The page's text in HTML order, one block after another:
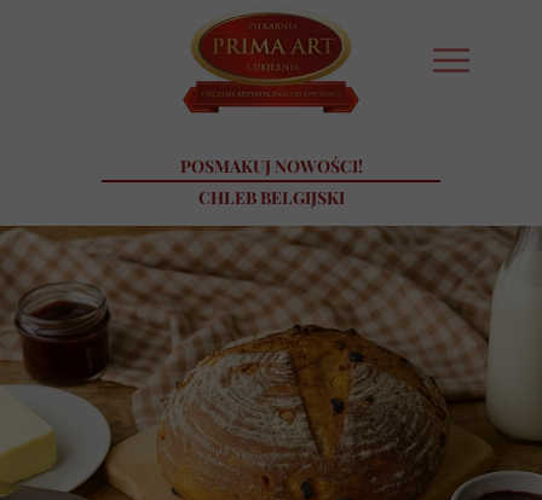
POSMAKUJ NOWOŚCI!
CHLEB BELGIJSKI